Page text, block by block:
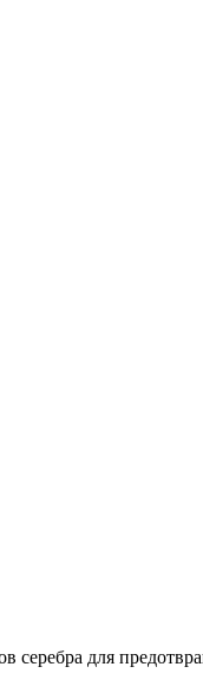
для